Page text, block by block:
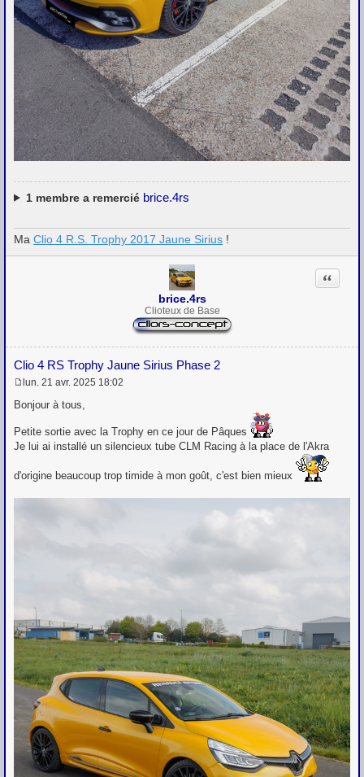
1membre a remercié brice.4rs
Ma Clio 4 R.S. Trophy 2017 Jaune Sirius !
brice.4rs
Clioteux de Base
Clio 4 RS Trophy Jaune Sirius Phase 2
Citation
e
a
g
lun. 21 avr. 2025 18:02
Bonjour à tous,
Petite sortie avec la Trophy en ce jour de Pâques
Je lui ai installé un silencieux tube CLM Racing à la place de l'Akra
d'origine beaucoup trop timide à mon goût, c'est bien mieux